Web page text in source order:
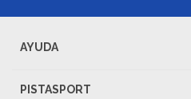
AYUDA
PISTASPORT